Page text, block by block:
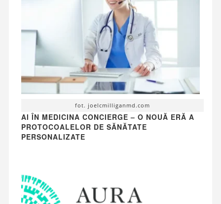
fot. joelcmilliganmd.com
AI ÎN MEDICINA CONCIERGE – O NOUĂ ERĂ A
PROTOCOALELOR DE SĂNĂTATE
PERSONALIZATE